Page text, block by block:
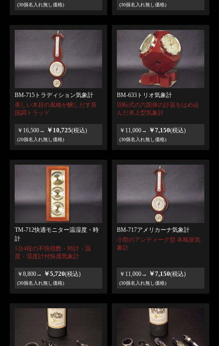
(30個名入れ無し価格) (30個名入れ無し価格)
BM-715トラディション気象計
美しい木目の風格が醸しだす英
国調トラッド
￥16,500→ ￥10,725(税込)
(20個名入れ無し価格)
BM-633トリオ気象計
回転式の六面体の計器をはめ込
んだ卓上型気象計
￥11,000→ ￥7,150(税込)
(30個名入れ無し価格)
TM-712快適モニター温湿度・時
計
1台4役の不快指数・時計・温
度・湿度計付快適気象計
￥8,800→ ￥5,720(税込)
(30個名入れ無し価格)
BM-717アメリカーナ気象計
小型のアンティーク型 本格派気
象計
￥11,000→ ￥7,150(税込)
(30個名入れ無し価格)